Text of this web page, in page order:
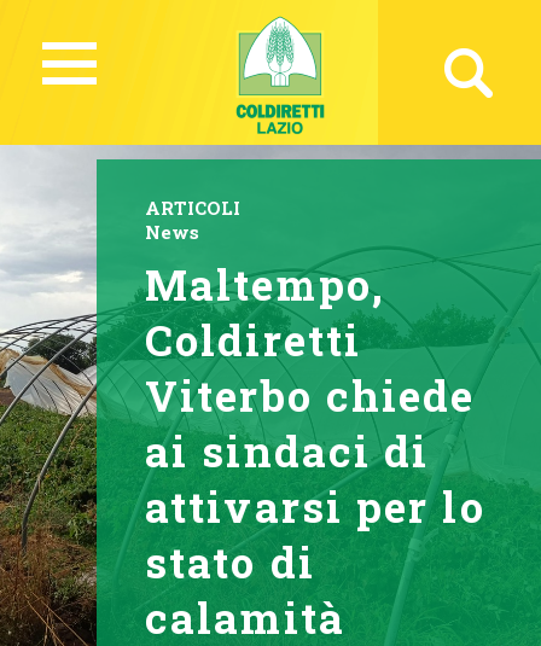
ARTICOLI
News
Maltempo,
Coldiretti
Viterbo chiede
ai sindaci di
attivarsi per lo
stato di
calamità